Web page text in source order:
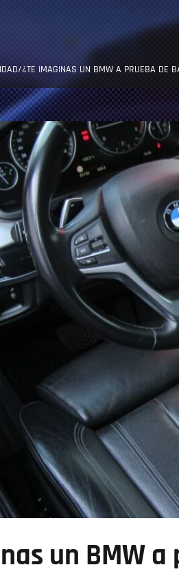
/¿TE IMAGINAS UN BMW A PRUEBA DE
un BMW